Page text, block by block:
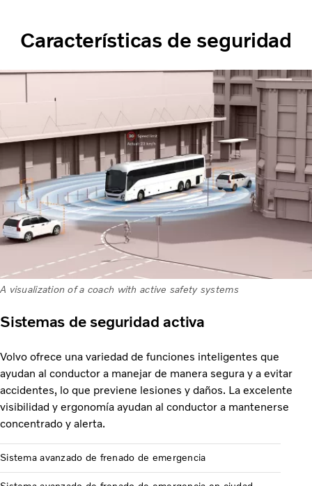
Características de seguridad
A visualization of a coach with active safety systems
Sistemas de seguridad activa
Volvo ofrece una variedad de funciones inteligentes que
ayudan al conductor a manejar de manera segura y a evitar
accidentes, lo que previene lesiones y daños. La excelente
visibilidad y ergonomía ayudan al conductor a mantenerse
concentrado y alerta.
Sistema avanzado de frenado de emergencia